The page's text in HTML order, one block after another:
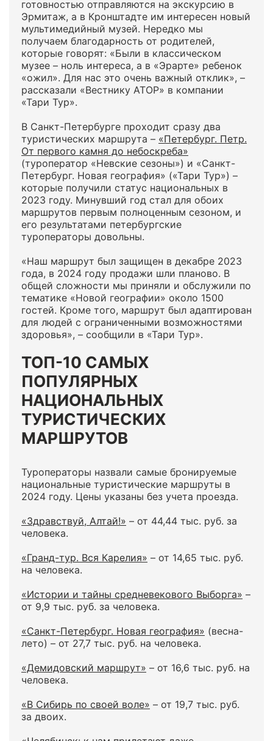
готовностью отправляются на экскурсию в
Эрмитаж, а в Кронштадте им интересен новый
мультимедийный музей. Нередко мы
получаем благодарность от родителей,
которые говорят: «Были в классическом
музее – ноль интереса, а в «Эрарте» ребенок
«ожил». Для нас это очень важный отклик», –
рассказали «Вестнику АТОР» в компании
«Тари Тур».
В Санкт-Петербурге проходит сразу два
туристических маршрута – «Петербург. Петр.
От первого камня до небоскреба»
(туроператор «Невские сезоны») и «Санкт-
Петербург. Новая география» («Тари Тур») –
которые получили статус национальных в
2023 году. Минувший год стал для обоих
маршрутов первым полноценным сезоном, и
его результатами петербургские
туроператоры довольны.
«Наш маршрут был защищен в декабре 2023
года, в 2024 году продажи шли планово. В
общей сложности мы приняли и обслужили по
тематике «Новой географии» около 1500
гостей. Кроме того, маршрут был адаптирован
для людей с ограниченными возможностями
здоровья», – сообщили в «Тари Тур».
ТОП-10 САМЫХ
ПОПУЛЯРНЫХ
НАЦИОНАЛЬНЫХ
ТУРИСТИЧЕСКИХ
МАРШРУТОВ
Туроператоры назвали самые бронируемые
национальные туристические маршруты в
2024 году. Цены указаны без учета проезда.
«Здравствуй, Алтай!» – от 44,44 тыс. руб. за
человека.
«Гранд-тур. Вся Карелия» – от 14,65 тыс. руб.
на человека.
«Истории и тайны средневекового Выборга» –
от 9,9 тыс. руб. за человека.
«Санкт-Петербург. Новая география» (весна-
лето) – от 27,7 тыс. руб. на человека.
«Демидовский маршрут» – от 16,6 тыс. руб. на
человека.
«В Сибирь по своей воле» – от 19,7 тыс. руб.
за двоих.